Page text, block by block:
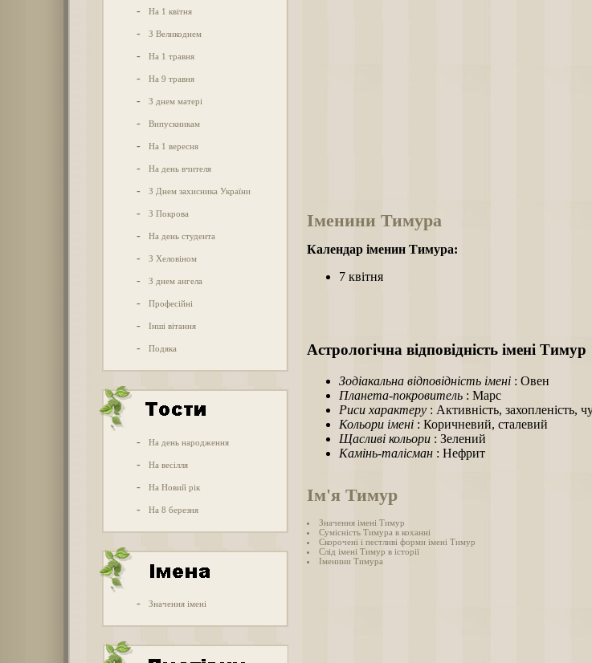
- На 1 квітня
- З Великоднем
- На 1 травня
- На 9 травня
- З днем матері
- Випускникам
- На 1 вересня
- На день вчителя
- З Днем захисника України
- З Покрова
- На день студента
- З Хеловіном
- З днем ангела
- Професійні
- Інші вітання
- Подяка
- На день народження
- На весілля
- На Новий рік
- На 8 березня
- Значення імені
Іменини Тимура
Календар іменин Тимура:
7 квітня
Астрологічна відповідність імені Тимур
Зодіакальна відповідність імені : Овен
Планета-покровитель : Марс
Риси характеру : Активність, захопленість,
Кольори імені : Коричневий, сталевий
Щасливі кольори : Зелений
Камінь-талісман : Нефрит
Ім'я Тимур
Значення імені Тимур
Сумісність Тимура в коханні
Скорочені і пестливі форми імені Тимур
Слід імені Тимур в історії
Іменини Тимура